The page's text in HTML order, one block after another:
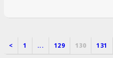
< 1 ... 129 130 131